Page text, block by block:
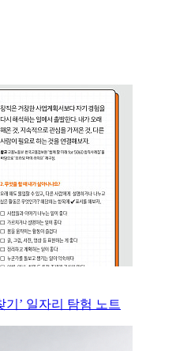
기’ 일자리 탐험 노트